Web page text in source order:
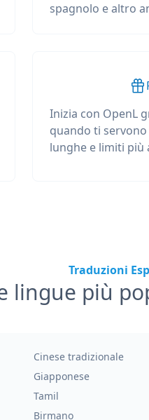
spagnolo e altro
Inizia con OpenL
quando ti
lunghe e limiti più
Traduzioni
lingue più
Cinese tradizionale
Giapponese
Tamil
Birmano